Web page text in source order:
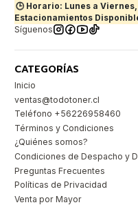
🕒 Horario: Lunes a Viernes,
Estacionamientos
Síguenos
CATEGORÍAS
Inicio
ventas@todotoner.cl
Teléfono +56226958460
Términos y Condiciones
¿Quiénes somos?
Condiciones de Despacho y
Preguntas Frecuentes
Políticas de Privacidad
Venta por Mayor